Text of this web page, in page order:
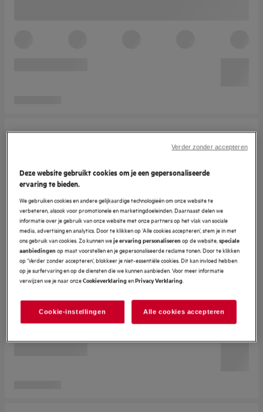
Deze website gebruikt cookies om je een gepersonaliseerde
ervaring te bieden.
We gebruiken cookies en andere gelijkaardige technologieën om onze website te
verbeteren, alsook voor promotionele en marketingdoeleinden. Daarnaast delen we
informatie over je gebruik van onze website met onze partners op het vlak van sociale
media, advertising en analytics. Door te klikken op ‘Alle cookies accepteren’, stem je in met
ons gebruik van cookies. Zo kunnen weje ervaring personaliseren op de website,speciale
aanbiedingen op maat voorstellen en je gepersonaliseerde reclame tonen. Door te klikken
op ‘Verder zonder accepteren’, blokkeer je niet-essentiële cookies. Dit kan invloed hebben
op je surfervaring en op de diensten die we kunnen aanbieden. Voor meer informatie
verwijzen we je naar onzeCookieverklaringenPrivacy Verklaring.
Cookie-instellingen Alle cookies accepteren
Verder zonder accepteren